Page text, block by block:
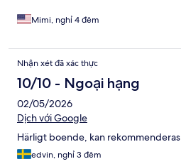
Mimi, nghỉ 4 đêm
Nhận xét đã xác thực
10/10 - Ngoại hạng
02/05/2026
Dịch với Google
Härligt boende, kan rekommenderas
edvin, nghỉ 3 đêm